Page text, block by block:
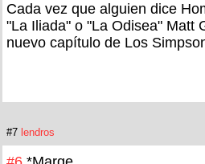
Cada vez que alguien dice
"La Iliada" o "La Odisea" Matt
nuevo capítulo de Los
#7 lendros